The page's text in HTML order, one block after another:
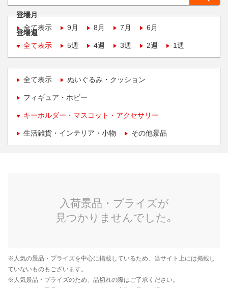
登場月
全て表示
9月 8月 7月 6月
登場週
全て表示
5週 4週 3週 2週 1週
全て表示 ぬいぐるみ・クッション
フィギュア・ホビー
キーホルダー・マスコット・アクセサリー
生活雑貨・インテリア・小物 その他景品